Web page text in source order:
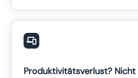
Produktivitätsverlust? Nicht